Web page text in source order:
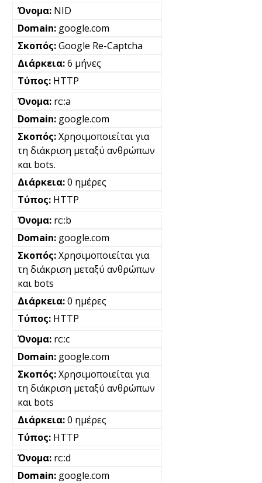
NID
google.com
Google Re-Captcha
6 μήνες
HTTP
rc::a
google.com
Χρησιμοποιείται για
τη διάκριση μεταξύ ανθρώπων
και bots.
0 ημέρες
HTTP
rc::b
google.com
Χρησιμοποιείται για
τη διάκριση μεταξύ ανθρώπων
και bots
0 ημέρες
HTTP
rc::c
google.com
Χρησιμοποιείται για
τη διάκριση μεταξύ ανθρώπων
και bots
0 ημέρες
HTTP
rc::d
google.com